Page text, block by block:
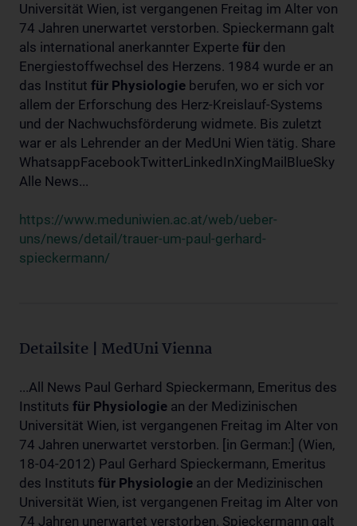
Universität Wien, ist vergangenen Freitag im Alter von
74 Jahren unerwartet verstorben. Spieckermann galt
als international anerkannter Experte für den
Energiestoffwechsel des Herzens. 1984 wurde er an
das Institut für Physiologie berufen, wo er sich vor
allem der Erforschung des Herz-Kreislauf-Systems
und der Nachwuchsförderung widmete. Bis zuletzt
war er als Lehrender an der MedUni Wien tätig. Share
WhatsappFacebookTwitterLinkedInXingMailBlueSky
Alle News...
https://www.meduniwien.ac.at/web/ueber-
uns/news/detail/trauer-um-paul-gerhard-
spieckermann/
Detailsite | MedUni Vienna
...All News Paul Gerhard Spieckermann, Emeritus des
Instituts für Physiologie an der Medizinischen
Universität Wien, ist vergangenen Freitag im Alter von
74 Jahren unerwartet verstorben. [in German:] (Wien,
18-04-2012) Paul Gerhard Spieckermann, Emeritus
des Instituts für Physiologie an der Medizinischen
Universität Wien, ist vergangenen Freitag im Alter von
74 Jahren unerwartet verstorben. Spieckermann galt